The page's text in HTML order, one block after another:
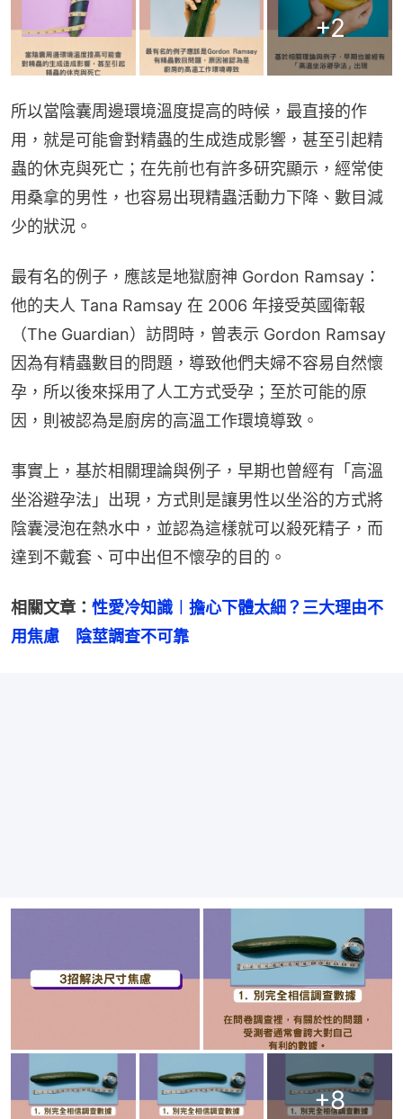
+2
所以當陰囊周邊環境溫度提高的時候，最直接的作
用，就是可能會對精蟲的生成造成影響，甚至引起精
蟲的休克與死亡；在先前也有許多研究顯示，經常使
用桑拿的男性，也容易出現精蟲活動力下降、數目減
少的狀況。
最有名的例子，應該是地獄廚神 Gordon Ramsay：
他的夫人 Tana Ramsay 在 2006 年接受英國衛報
（The Guardian）訪問時，曾表示 Gordon Ramsay
因為有精蟲數目的問題，導致他們夫婦不容易自然懷
孕，所以後來採用了人工方式受孕；至於可能的原
因，則被認為是廚房的高溫工作環境導致。
事實上，基於相關理論與例子，早期也曾經有「高溫
坐浴避孕法」出現，方式則是讓男性以坐浴的方式將
陰囊浸泡在熱水中，並認為這樣就可以殺死精子，而
達到不戴套、可中出但不懷孕的目的。
相關文章： 性愛冷知識︱擔心下體太細？三大理由不
用焦慮　陰莖調查不可靠
+8